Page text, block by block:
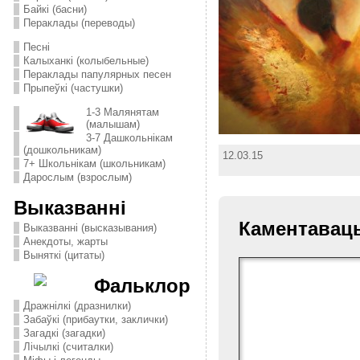
Байкі (басни)
Пераклады (переводы)
Песні
Калыханкі (колыбельные)
Пераклады папулярных песен
Прыпеўкі (частушки)
1-3 Малянятам
(малышам)
3-7 Дашкольнікам
(дошкольникам)
7+ Школьнікам (школьникам)
Дарослым (взрослым)
Выказванні
Выказванні (высказывания)
Анекдоты, жарты
Выняткі (цитаты)
Фальклор
Дражнілкі (дразнилки)
Забаўкі (прибаутки, заклички)
Загадкі (загадки)
Лічылкі (считалки)
12.03.15